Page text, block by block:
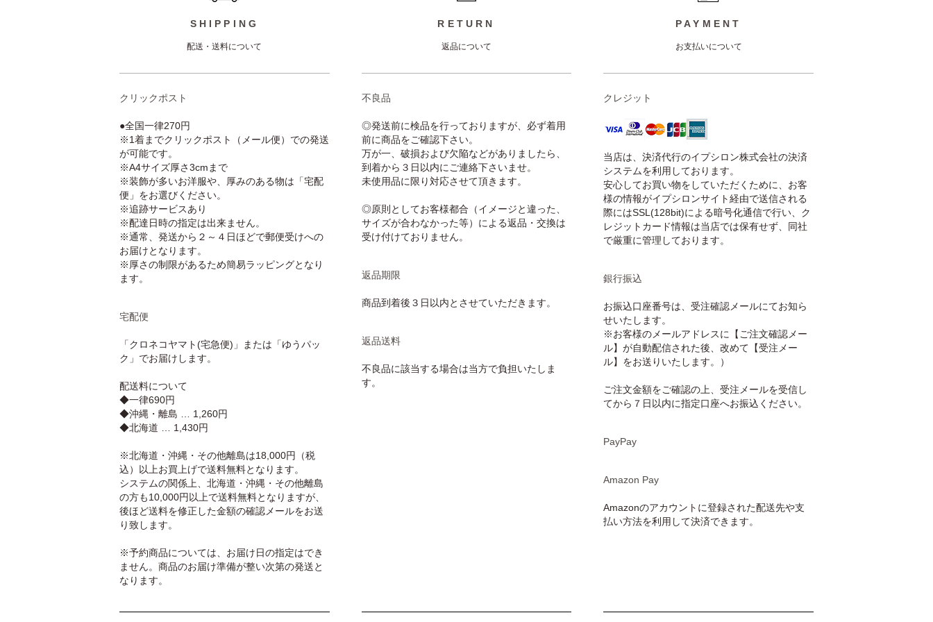
SHIPPING
配送・送料について
クリックポスト
●全国一律270円
※1着までクリックポスト（メール便）での発送
が可能です。
※A4サイズ厚さ3cmまで
※装飾が多いお洋服や、厚みのある物は「宅配
便」をお選びください。
※追跡サービスあり
※配達日時の指定は出来ません。
※通常、発送から２～４日ほどで郵便受けへの
お届けとなります。
※厚さの制限があるため簡易ラッピングとなり
ます。
宅配便
「クロネコヤマト(宅急便)」または「ゆうパッ
ク」でお届けします。
配送料について
◆一律690円
◆沖縄・離島 … 1,260円
◆北海道 … 1,430円
※北海道・沖縄・その他離島は18,000円（税
込）以上お買上げで送料無料となります。
システムの関係上、北海道・沖縄・その他離島
の方も10,000円以上で送料無料となりますが、
後ほど送料を修正した金額の確認メールをお送
り致します。
※予約商品については、お届け日の指定はでき
ません。商品のお届け準備が整い次第の発送と
なります。
RETURN
返品について
不良品
◎発送前に検品を行っておりますが、必ず着用
前に商品をご確認下さい。
万が一、破損および欠陥などがありましたら、
到着から３日以内にご連絡下さいませ。
未使用品に限り対応させて頂きます。
◎原則としてお客様都合（イメージと違った、
サイズが合わなかった等）による返品・交換は
受け付けておりません。
返品期限
商品到着後３日以内とさせていただきます。
返品送料
不良品に該当する場合は当方で負担いたしま
す。
PAYMENT
お支払いについて
クレジット
当店は、決済代行のイプシロン株式会社の決済
システムを利用しております。
安心してお買い物をしていただくために、お客
様の情報がイプシロンサイト経由で送信される
際にはSSL(128bit)による暗号化通信で行い、ク
レジットカード情報は当店では保有せず、同社
で厳重に管理しております。
銀行振込
お振込口座番号は、受注確認メールにてお知ら
せいたします。
※お客様のメールアドレスに【ご注文確認メー
ル】が自動配信された後、改めて【受注メー
ル】をお送りいたします。）
ご注文金額をご確認の上、受注メールを受信し
てから７日以内に指定口座へお振込ください。
PayPay
Amazon Pay
Amazonのアカウントに登録された配送先や支
払い方法を利用して決済できます。